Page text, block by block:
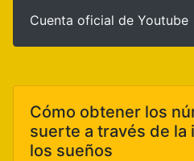
Cuenta oficial de Youtube
Cómo obtener los
suerte a través de
los sueños